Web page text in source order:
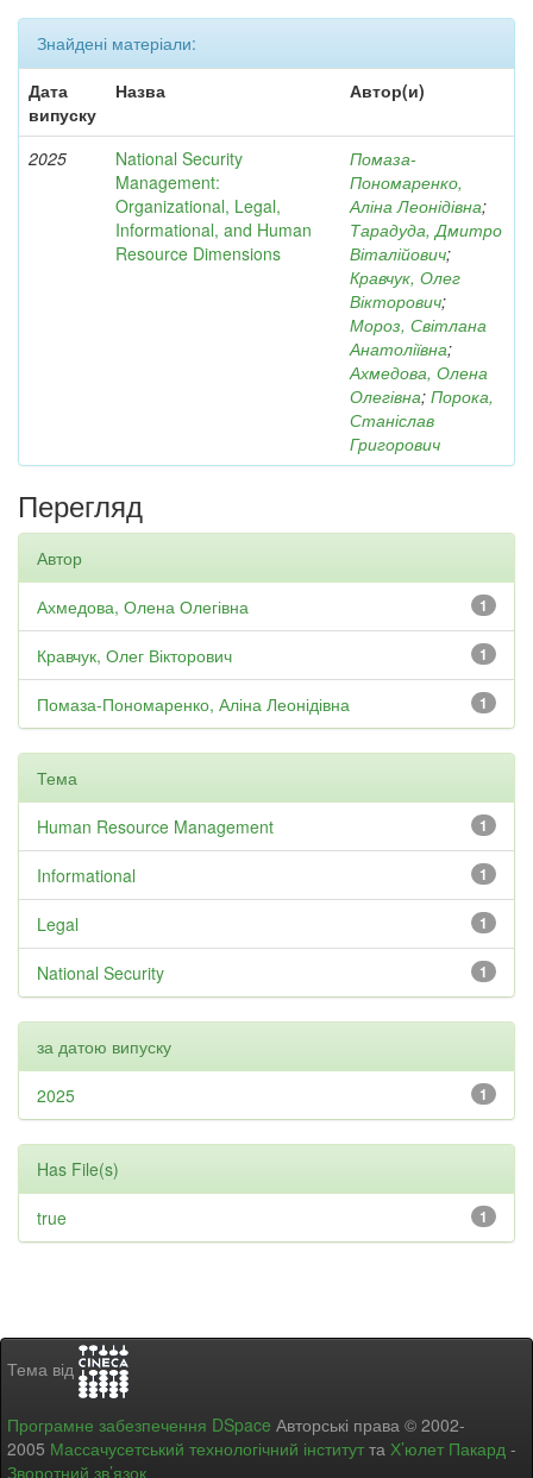
Знайдені матеріали:
Дата
випуску
Назва Автор(и)
2025
National Security
Management:
Organizational, Legal,
Informational, and Human
Resource Dimensions
Помаза-
Пономаренко,
Аліна Леонідівна;
Тарадуда, Дмитро
Віталійович;
Кравчук, Олег
Вікторович;
Мороз, Світлана
Анатоліївна;
Ахмедова, Олена
Олегівна; Порока,
Станіслав
Григорович
Перегляд
Автор
1
Ахмедова, Олена Олегівна
1
Кравчук, Олег Вікторович
1
Помаза-Пономаренко, Аліна Леонідівна
Тема
1
Human Resource Management
1
Informational
1
Legal
1
National Security
за датою випуску
1
2025
Has File(s)
1
true
Тема від
Програмне забезпечення DSpace Авторські права © 2002-
2005 Массачусетський технологічний інститут та Х’юлет Пакард -
Зворотний зв’язок